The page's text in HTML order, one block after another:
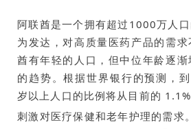
阿联酋是一个拥有超过1000万人
为发达，对高质量医药产品的需
酋有年轻的人口，但中位年龄逐
的趋势。根据世界银行的预测，
岁以上人口的比例将从目前的
刺激对医疗保健和老年护理的需求